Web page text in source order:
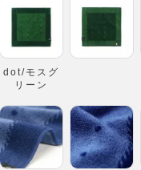
dot/モスグ
リーン